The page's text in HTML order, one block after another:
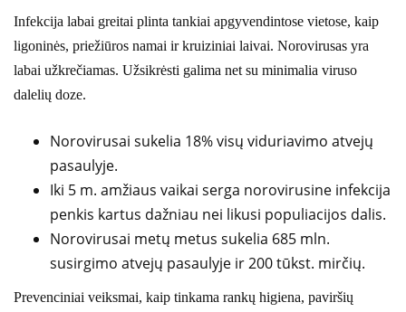
Infekcija labai greitai plinta tankiai apgyvendintose vietose, kaip
ligoninės, priežiūros namai ir kruiziniai laivai. Norovirusas yra
labai užkrečiamas. Užsikrėsti galima net su minimalia viruso
dalelių doze.
Norovirusai sukelia 18% visų viduriavimo atvejų
pasaulyje.
Iki 5 m. amžiaus vaikai serga norovirusine infekcija
penkis kartus dažniau nei likusi populiacijos dalis.
Norovirusai metų metus sukelia 685 mln.
susirgimo atvejų pasaulyje ir 200 tūkst. mirčių.
Prevenciniai veiksmai, kaip tinkama rankų higiena, paviršių